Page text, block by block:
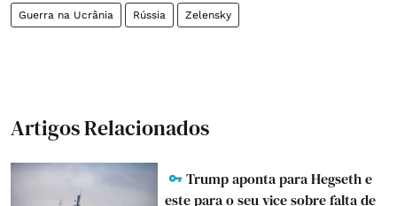
Guerra na Ucrânia Rússia Zelensky
Artigos Relacionados
Trump aponta para Hegseth e
este para o seu vice sobre falta de